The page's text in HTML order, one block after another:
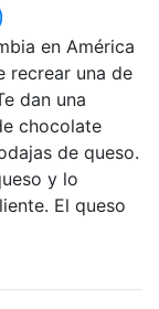
en América
recrear una de
dan una
chocolate
de queso.
y lo
El queso